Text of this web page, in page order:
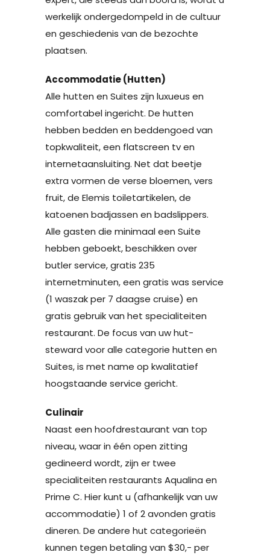
werkelijk ondergedompeld in de cultuur
en geschiedenis van de bezochte
plaatsen.
Accommodatie (Hutten)
Alle hutten en Suites zijn luxueus en
comfortabel ingericht. De hutten
hebben bedden en beddengoed van
topkwaliteit, een flatscreen tv en
internetaansluiting. Net dat beetje
extra vormen de verse bloemen, vers
fruit, de Elemis toiletartikelen, de
katoenen badjassen en badslippers.
Alle gasten die minimaal een Suite
hebben geboekt, beschikken over
butler service, gratis 235
internetminuten, een gratis was service
(1 waszak per 7 daagse cruise) en
gratis gebruik van het specialiteiten
restaurant. De focus van uw hut-
steward voor alle categorie hutten en
Suites, is met name op kwalitatief
hoogstaande service gericht.
Culinair
Naast een hoofdrestaurant van top
niveau, waar in één open zitting
gedineerd wordt, zijn er twee
specialiteiten restaurants Aqualina en
Prime C. Hier kunt u (afhankelijk van uw
accommodatie) 1 of 2 avonden gratis
dineren. De andere hut categorieën
kunnen tegen betaling van $30,- per